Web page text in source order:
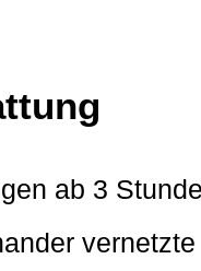
ab 3